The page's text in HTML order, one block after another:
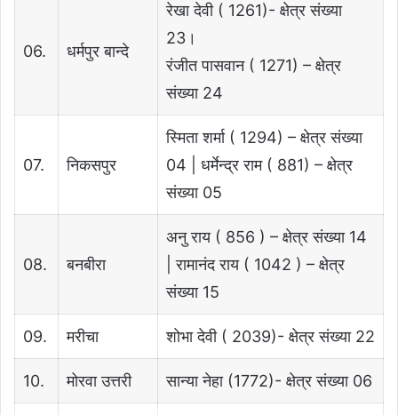
06. धर्मपुर बान्दे
रेखा देवी ( 1261)- क्षेत्र संख्या
23।
रंजीत पासवान ( 1271) – क्षेत्र
संख्या 24
07. निकसपुर
स्मिता शर्मा ( 1294) – क्षेत्र संख्या
04 | धर्मेन्द्र राम ( 881) – क्षेत्र
संख्या 05
08. बनबीरा
अनु राय ( 856 ) – क्षेत्र संख्या 14
| रामानंद राय ( 1042 ) – क्षेत्र
संख्या 15
09. मरीचा शोभा देवी ( 2039)- क्षेत्र संख्या 22
10. मोरवा उत्तरी सान्या नेहा (1772)- क्षेत्र संख्या 06